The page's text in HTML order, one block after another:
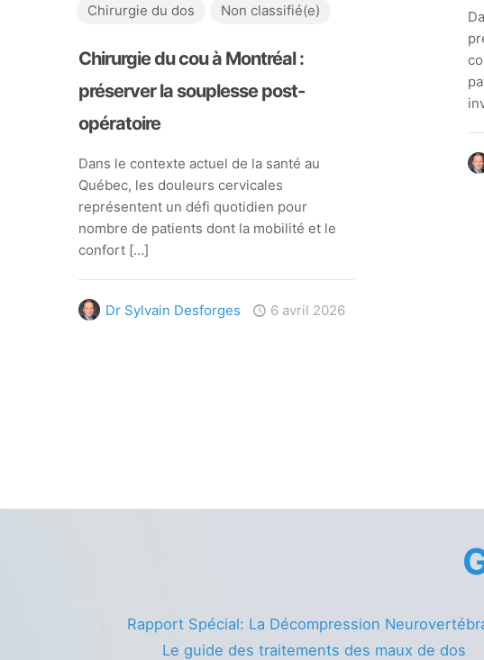
Chirurgie du dos Non classifié(e)
Chirurgie du cou à Montréal :
préserver la souplesse post-
opératoire
Dans le contexte actuel de la santé au
Québec, les douleurs cervicales
représentent un défi quotidien pour
nombre de patients dont la mobilité et le
confort[…]
Dr Sylvain Desforges 6 avril 2026
Rapport Spécial: La Décompression
Le guide des traitements des maux de dos